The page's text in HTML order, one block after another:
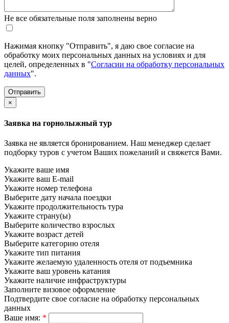
Не все обязательные поля заполнены верно
Нажимая кнопку "Отправить", я даю свое согласие на
обработку моих персональных данных на условиях и для
целей, определенных в "Согласии на обработку персональных
данных".
×
Заявка на горнолыжный тур
Заявка не является бронированием. Наш менеджер сделает
подборку туров с учетом Ваших пожеланий и свяжется Вами.
Укажите ваше имя
Укажите ваш E-mail
Укажите номер телефона
Выберите дату начала поездки
Укажите продолжительность тура
Укажите страну(ы)
Выберите количество взрослых
Укажите возраст детей
Выберите категорию отеля
Укажите тип питания
Укажите желаемую удаленность отеля от подъемника
Укажите ваш уровень катания
Укажите наличие инфраструктуры
Заполните визовое оформление
Подтвердите свое согласие на обработку персональных
данных
Ваше имя: *